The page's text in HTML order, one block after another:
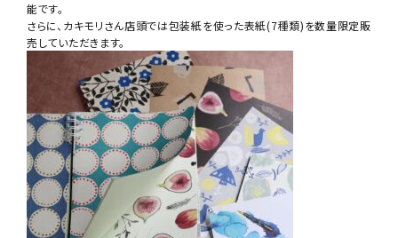
能です。
さらに、カキモリさん店頭では包装紙を使った表紙(7種類)を数量限定販
売していただきます。